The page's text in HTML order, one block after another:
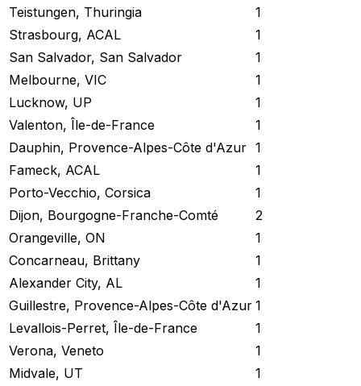
Teistungen, Thuringia
1
Strasbourg, ACAL
1
San Salvador, San Salvador
1
Melbourne, VIC
1
Lucknow, UP
1
Valenton, Île-de-France
1
Dauphin, Provence-Alpes-Côte d'Azur 1
Fameck, ACAL
1
Porto-Vecchio, Corsica
1
Dijon, Bourgogne-Franche-Comté
2
Orangeville, ON
1
Concarneau, Brittany
1
Alexander City, AL
1
Guillestre, Provence-Alpes-Côte d'Azur 1
Levallois-Perret, Île-de-France
1
Verona, Veneto
1
Midvale, UT
1